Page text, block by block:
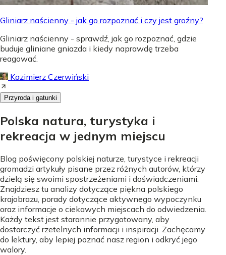
Gliniarz naścienny - jak go rozpoznać i czy jest groźny?
Gliniarz naścienny - sprawdź, jak go rozpoznać, gdzie
buduje gliniane gniazda i kiedy naprawdę trzeba
reagować.
Kazimierz Czerwiński
Przyroda i gatunki
Polska natura, turystyka i
rekreacja w jednym miejscu
Blog poświęcony polskiej naturze, turystyce i rekreacji
gromadzi artykuły pisane przez różnych autorów, którzy
dzielą się swoimi spostrzeżeniami i doświadczeniami.
Znajdziesz tu analizy dotyczące piękna polskiego
krajobrazu, porady dotyczące aktywnego wypoczynku
oraz informacje o ciekawych miejscach do odwiedzenia.
Każdy tekst jest starannie przygotowany, aby
dostarczyć rzetelnych informacji i inspiracji. Zachęcamy
do lektury, aby lepiej poznać nasz region i odkryć jego
walory.